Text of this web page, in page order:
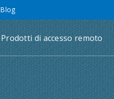
Blog
Prodotti di accesso remoto